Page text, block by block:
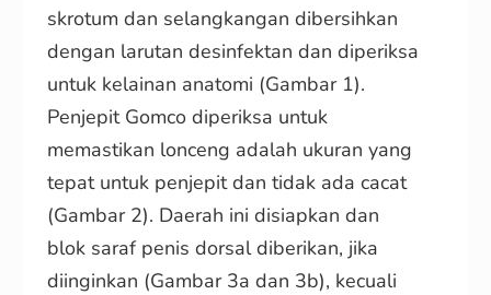
skrotum dan selangkangan dibersihkan
dengan larutan desinfektan dan diperiksa
untuk kelainan anatomi (Gambar 1).
Penjepit Gomco diperiksa untuk
memastikan lonceng adalah ukuran yang
tepat untuk penjepit dan tidak ada cacat
(Gambar 2). Daerah ini disiapkan dan
blok saraf penis dorsal diberikan, jika
diinginkan (Gambar 3a dan 3b), kecuali